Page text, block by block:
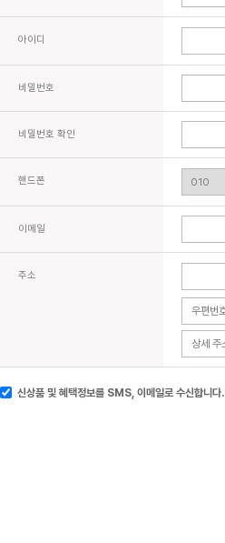
아이디
비밀번호
비밀번호 확인
핸드폰
이메일
주소
신상품 및 혜택정보를 SMS, 이메일로 수신합니다.